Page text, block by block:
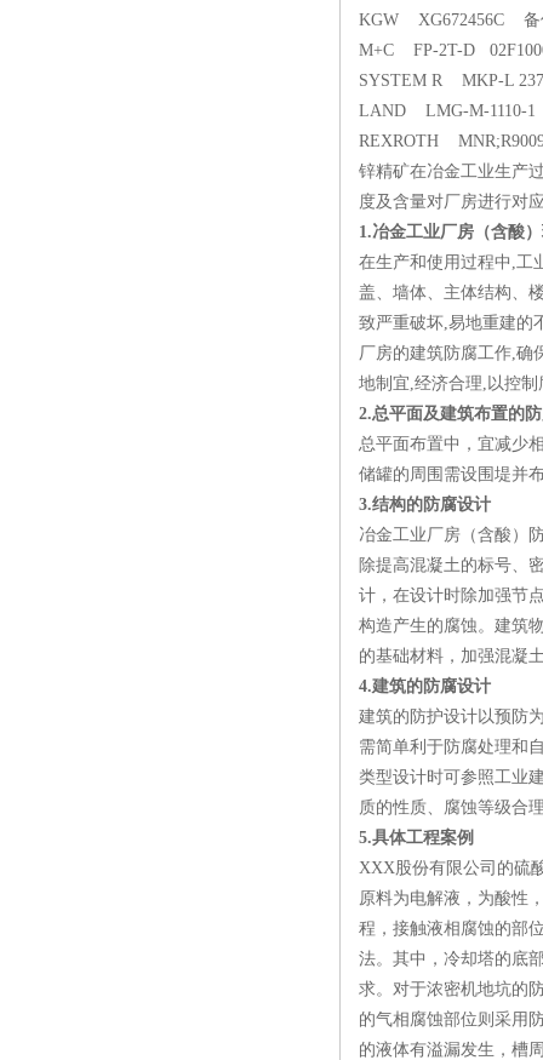
KGW XG672456C 备
M+C FP-2T-D
SYSTEM R MKP-L
LAND LMG-M-1110-
REXROTH
锌精矿在冶金工业生产
度及含量对厂房进行对
1.冶金工业厂房（含酸
在生产和使用过程中,工
盖、墙体、主体结构、
致严重破坏,易地重建的
厂房的建筑防腐工作,确
地制宜,经济合理,以控
2.总平面及建筑布置的
总平面布置中，宜减少
储罐的周围需设围堤并
3.结构的防腐设计
冶金工业厂房（含酸）
除提高混凝土的标号、
计，在设计时除加强节
构造产生的腐蚀。建筑
的基础材料，加强混凝
4.建筑的防腐设计
建筑的防护设计以预防
需简单利于防腐处理和
类型设计时可参照工业
质的性质、腐蚀等级合
5.具体工程案例
XXX股份有限公司的硫
原料为电解液，为酸性
程，接触液相腐蚀的部
法。其中，冷却塔的底
求。对于浓密机地坑的
的气相腐蚀部位则采用
的液体有溢漏发生，槽